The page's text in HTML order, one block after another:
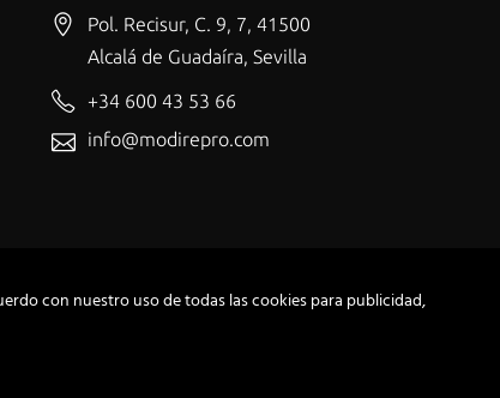
Pol. Recisur, C. 9, 7, 41500
Alcalá de Guadaíra, Sevilla
+34 600 43 53 66
info@modirepro.com
con nuestro uso de todas las cookies para publicidad,